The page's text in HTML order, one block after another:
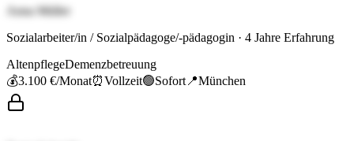
Anna Müller
Sozialarbeiter/in / Sozialpädagoge/-pädagogin · 4 Jahre Erfahrung
AltenpflegeDemenzbetreuung
💰3.100 €/Monat⏰Vollzeit🟢Sofort 📍München